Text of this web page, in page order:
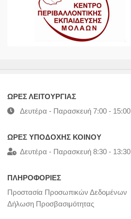
ΩΡΕΣ ΛΕΙΤΟΥΡΓΙΑΣ
Δευτέρα - Παρασκευή 7:00 - 15:00
ΩΡΕΣ ΥΠΟΔΟΧΗΣ ΚΟΙΝΟΥ
Δευτέρα - Παρασκευή 8:30 - 13:30
ΠΛΗΡΟΦΟΡΙΕΣ
Προστασία Προσωπικών Δεδομένων
Δήλωση Προσβασιμότητας